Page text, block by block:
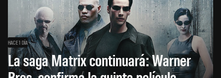
HACE 1 DÍA
La saga Matrix continuará: Warner